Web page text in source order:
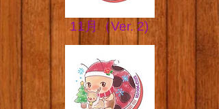
​​11月（Ver. 2)